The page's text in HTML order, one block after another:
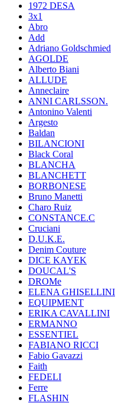
1972 DESA
3x1
Abro
Add
Adriano Goldschmied
AGOLDE
Alberto Biani
ALLUDE
Anneclaire
ANNI CARLSSON.
Antonino Valenti
Argesto
Baldan
BILANCIONI
Black Coral
BLANCHA
BLANCHETT
BORBONESE
Bruno Manetti
Charo Ruiz
CONSTANCE.C
Cruciani
D.U.K.E.
Denim Couture
DICE KAYEK
DOUCAL'S
DROMe
ELENA GHISELLINI
EQUIPMENT
ERIKA CAVALLINI
ERMANNO
ESSENTIEL
FABIANO RICCI
Fabio Gavazzi
Faith
FEDELI
Ferre
FLASHIN